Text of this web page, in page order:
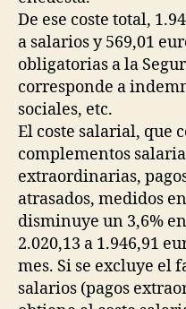
De ese coste total,
a salarios y 569,01
obligatorias a la
corresponde a
sociales, etc.
El coste salarial, que
complementos
extraordinarias,
atrasados, medidos
disminuye un 3,6%
2.020,13 a 1.946,91
mes. Si se excluye el
salarios (pagos